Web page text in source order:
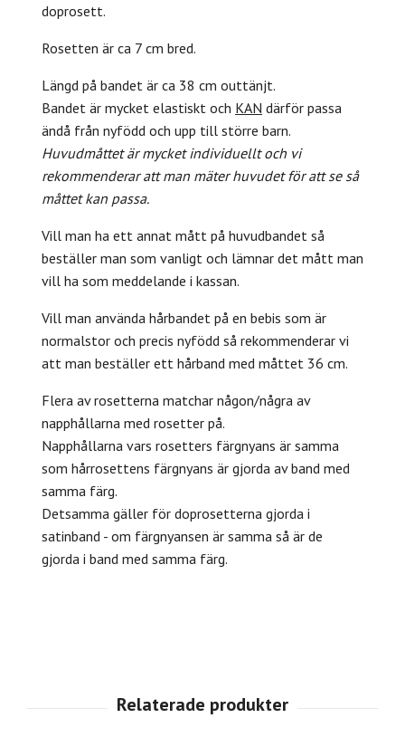
doprosett.
Rosetten är ca 7 cm bred.
Längd på bandet är ca 38 cm outtänjt.
Bandet är mycket elastiskt och KAN därför passa
ändå från nyfödd och upp till större barn.
Huvudmåttet är mycket individuellt och vi
rekommenderar att man mäter huvudet för att se så
måttet kan passa.
Vill man ha ett annat mått på huvudbandet så
beställer man som vanligt och lämnar det mått man
vill ha som meddelande i kassan.
Vill man använda hårbandet på en bebis som är
normalstor och precis nyfödd så rekommenderar vi
att man beställer ett hårband med måttet 36 cm.
Flera av rosetterna matchar någon/några av
napphållarna med rosetter på.
Napphållarna vars rosetters färgnyans är samma
som hårrosettens färgnyans är gjorda av band med
samma färg.
Detsamma gäller för doprosetterna gjorda i
satinband - om färgnyansen är samma så är de
gjorda i band med samma färg.